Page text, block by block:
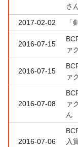
さ
2017-02-02
「
2016-07-15
ァ
2016-07-15
ァ
2016-07-08
ァ
ん
2016-07-06
入